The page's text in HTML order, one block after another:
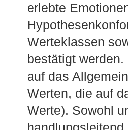
erlebte
Werteklassen
bestätigt
auf das
Werten, die auf
Werte). Sowohl